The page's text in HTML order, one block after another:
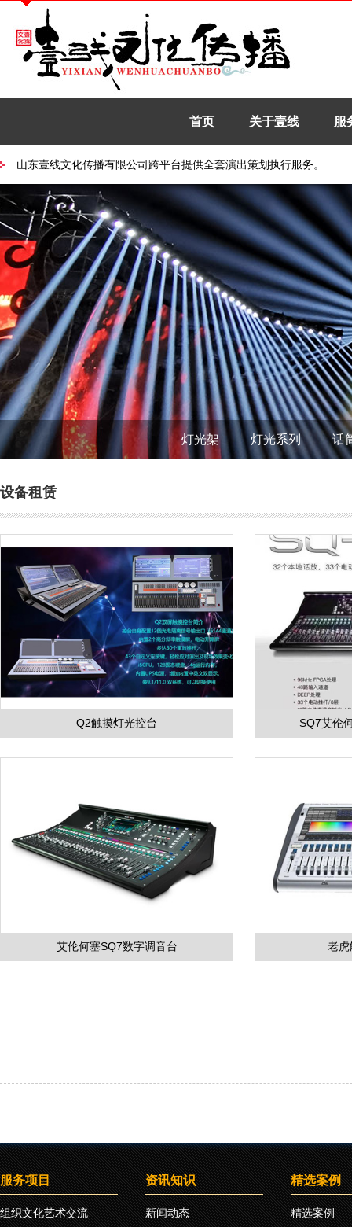
首页 关于壹线 服
山东壹线文化传播有限公司跨平台提供全套演出策划执行服务。
灯光架 灯光系列 话
设备租赁
Q2触摸灯光控台 SQ7艾伦
艾伦何塞SQ7数字调音台 老虎
服务项目
组织文化艺术交流
资讯知识
新闻动态
精选案例
精选案例